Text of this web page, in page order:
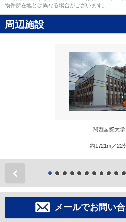
物件所在地とは異なる場合がございます。
周辺施設
関西国際大学
約1721m／22
メールでお問い